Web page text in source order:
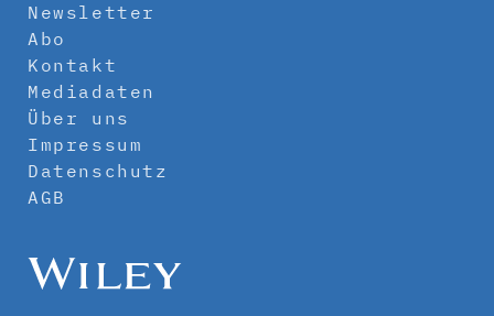
Newsletter
Abo
Kontakt
Mediadaten
Über uns
Impressum
Datenschutz
AGB